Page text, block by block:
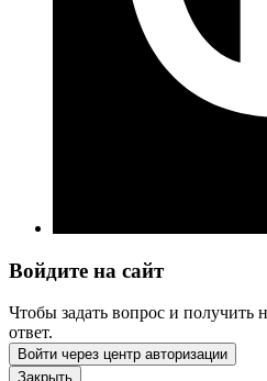
Войдите на сайт
Чтобы задать вопрос и
ответ.
Войти через центр авторизации
Закрыть